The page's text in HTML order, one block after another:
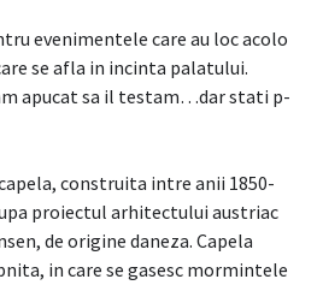
evenimentele care au loc acolo
se afla in incinta palatului.
apucat sa il testam…dar stati p-
construita intre anii 1850-
proiectul arhitectului austriac
de origine daneza. Capela
in care se gasesc mormintele